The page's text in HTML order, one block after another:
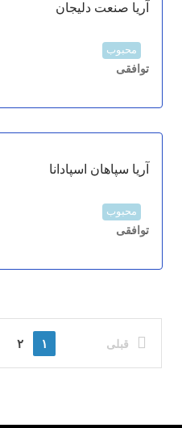
آریا صنعت دلیجان
محبوب
توافقی
آریا سپاهان اسپادانا
محبوب
توافقی
قبلی ۱ ۲